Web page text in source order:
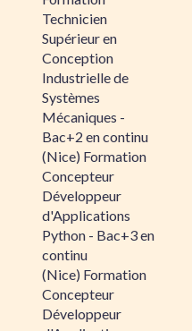
Technicien
Supérieur en
Conception
Industrielle de
Systèmes
Mécaniques -
Bac+2 en continu
(Nice) Formation
Concepteur
Développeur
d'Applications
Python - Bac+3 en
continu
(Nice) Formation
Concepteur
Développeur